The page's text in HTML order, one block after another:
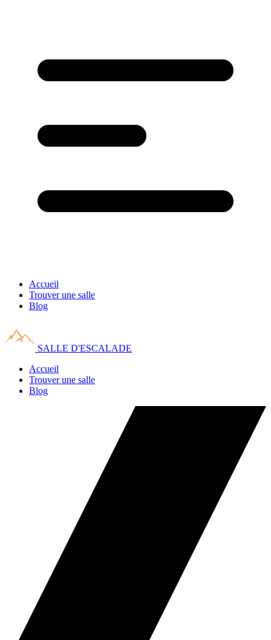
Accueil
Trouver une salle
Blog
SALLE D'ESCALADE
Accueil
Trouver une salle
Blog